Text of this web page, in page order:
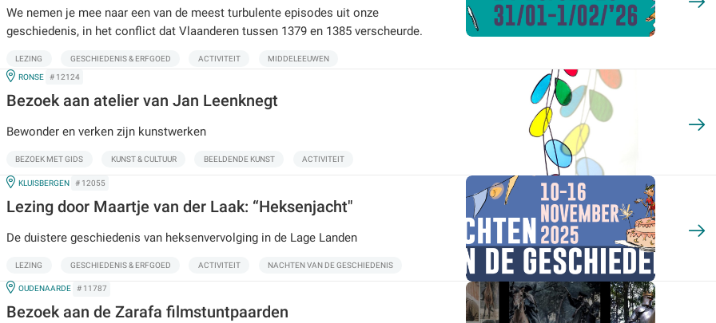
We nemen je mee naar een van de meest turbulente episodes uit onze
geschiedenis, in het conflict dat Vlaanderen tussen 1379 en 1385 verscheurde.
LEZING GESCHIEDENIS & ERFGOED ACTIVITEIT MIDDELEEUWEN
IN
RONSE # 12124
Bezoek aan atelier van Jan Leenknegt
Bewonder en verken zijn kunstwerken
BEZOEK MET GIDS KUNST & CULTUUR BEELDENDE KUNST ACTIVITEIT
IN
KLUISBERGEN # 12055
Lezing door Maartje van der Laak: “Heksenjacht"
De duistere geschiedenis van heksenvervolging in de Lage Landen
LEZING GESCHIEDENIS & ERFGOED ACTIVITEIT NACHTEN VAN DE GESCHIEDENIS
IN
OUDENAARDE # 11787
Bezoek aan de Zarafa filmstuntpaarden